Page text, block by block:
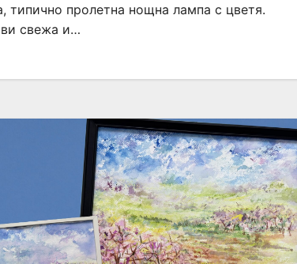
типично пролетна нощна лампа с цветя.
свежа и…